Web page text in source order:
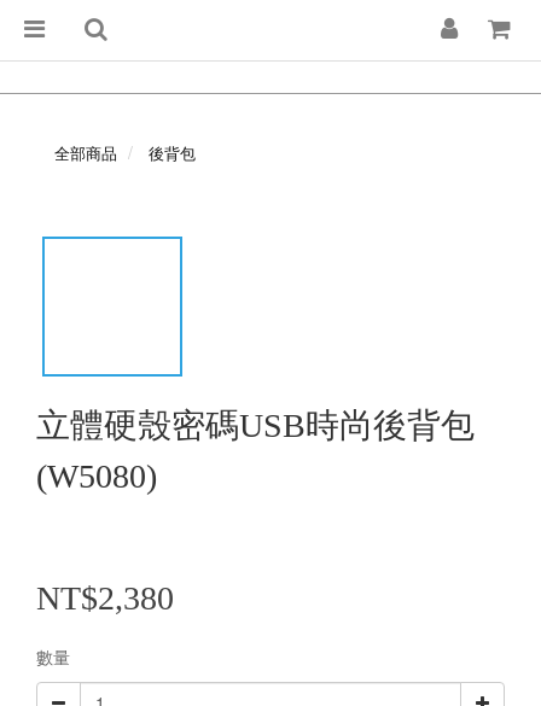
全部商品 後背包
立體硬殼密碼USB時尚後背包
(W5080)
NT$2,380
數量